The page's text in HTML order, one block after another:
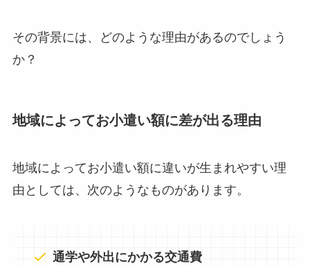
その背景には、どのような理由があるのでしょう
か？
地域によってお小遣い額に差が出る理由
地域によってお小遣い額に違いが生まれやすい理
由としては、次のようなものがあります。
通学や外出にかかる交通費